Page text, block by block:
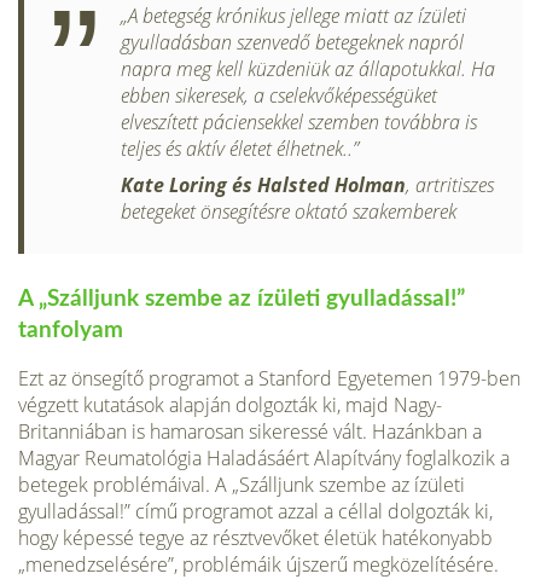
„A betegség krónikus jellege miatt az ízületi
gyulladásban szenvedő betegeknek napról
napra meg kell küzdeniük az állapotukkal. Ha
ebben sikeresek, a cselekvőképessé­güket
elveszített páciensekkel szemben továbbra is
teljes és aktív életet élhetnek..”
Kate Loring és Halsted Holman, artritiszes
betegeket önsegítésre oktató szakemberek
A „Szálljunk szembe az ízületi gyulladással!”
tanfolyam
Ezt az önsegítő programot a Stanford Egyetemen 1979-ben
végzett kutatások alapján dolgozták ki, majd Nagy-
Britanniá­ban is hamarosan sikeressé vált. Hazánkban a
Magyar Reuma­tológia Haladásáért Alapítvány foglalkozik a
betegek problé­máival. A „Szálljunk szembe az ízületi
gyulladással!” című progra­mot azzal a céllal dolgozták ki,
hogy képessé tegye az résztve­vőket életük hatékonyabb
„menedzselésére”, problémáik új­szerű megközelítésére.